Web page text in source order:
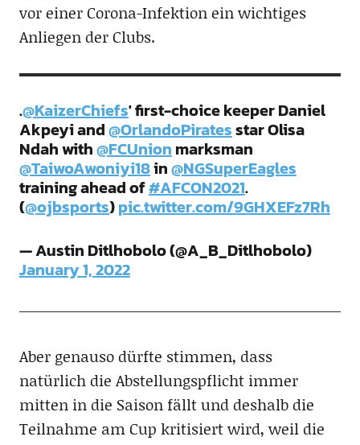
vor einer Corona-Infektion ein wichtiges
Anliegen der Clubs.
.@KaizerChiefs' first-choice keeper Daniel
Akpeyi and@OrlandoPiratesstar Olisa
Ndah with@FCUnion marksman
@TaiwoAwoniyi18in@NGSuperEagles
training ahead of#AFCON2021.
(@ojbsports)pic.twitter.com/9GHXEFz7Rh
— Austin Ditlhobolo (@A_B_Ditlhobolo)
January 1, 2022
Aber genauso dürfte stimmen, dass
natürlich die Abstellungspflicht immer
mitten in die Saison fällt und deshalb die
Teilnahme am Cup kritisiert wird, weil die